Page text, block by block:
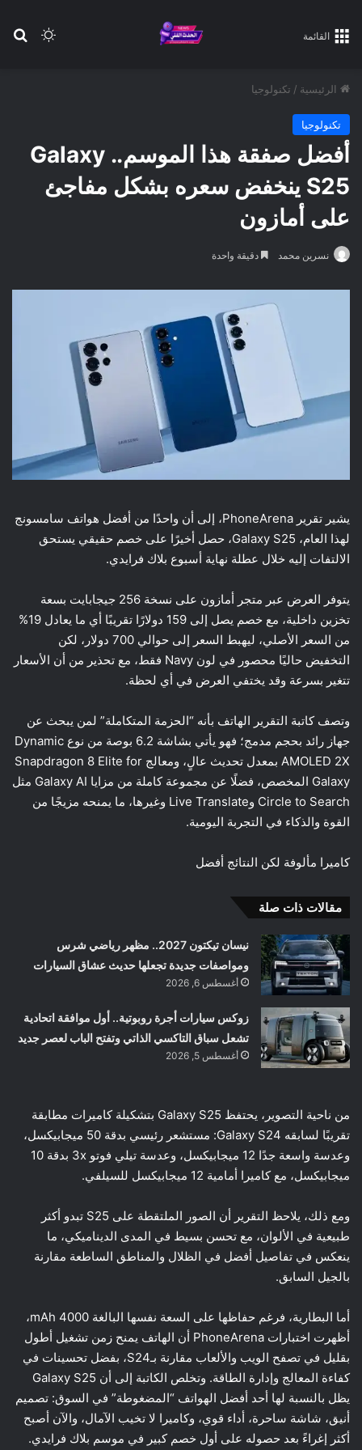
الوضع القائمة
الرئيسية / تكنولوجيا
تكنولوجيا
أفضل صفقة هذا الموسم.. Galaxy
S25 ينخفض سعره بشكل مفاجئ
على أمازون
نسرين محمد دقيقة واحدة
يشير تقرير PhoneArena، إلى أن واحدًا من أفضل هواتف سامسونج
لهذا العام، Galaxy S25، حصل أخيرًا على خصم حقيقي يستحق
الالتفات إليه خلال عطلة نهاية أسبوع بلاك فرايدي.
يتوفر العرض عبر متجر أمازون على نسخة 256 جيجابايت بسعة
تخزين داخلية، مع خصم يصل إلى 159 دولارًا تقريبًا أي ما يعادل 19%
من السعر الأصلي، ليهبط السعر إلى حوالي 700 دولار، لكن
التخفيض حاليًا محصور في لون Navy فقط، مع تحذير من أن الأسعار
تتغير بسرعة وقد يختفي العرض في أي لحظة.
وتصف كاتبة التقرير الهاتف بأنه “الحزمة المتكاملة” لمن يبحث عن
جهاز رائد بحجم مدمج؛ فهو يأتي بشاشة 6.2 بوصة من نوع Dynamic
AMOLED 2X بمعدل تحديث عالٍ، ومعالج Snapdragon 8 Elite for
Galaxy المخصص، فضلًا عن مجموعة كاملة من مزايا Galaxy AI مثل
Circle to Search وLive Translate وغيرها، ما يمنحه مزيجًا من
القوة والذكاء في التجربة اليومية.
كاميرا مألوفة لكن النتائج أفضل
مقالات ذات صلة
نيسان تيكتون 2027.. مظهر رياضي شرس
ومواصفات جديدة تجعلها حديث عشاق السيارات
أغسطس 6, 2026
زوكس سيارات أجرة روبوتية.. أول موافقة اتحادية
تشعل سباق التاكسي الذاتي وتفتح الباب لعصر جديد
أغسطس 5, 2026
من ناحية التصوير، يحتفظ Galaxy S25 بتشكيلة كاميرات مطابقة
تقريبًا لسابقه Galaxy S24: مستشعر رئيسي بدقة 50 ميجابيكسل،
وعدسة واسعة جدًا 12 ميجابيكسل، وعدسة تيلي فوتو 3x بدقة 10
ميجابيكسل، مع كاميرا أمامية 12 ميجابيكسل للسيلفي.
ومع ذلك، يلاحظ التقرير أن الصور الملتقطة على S25 تبدو أكثر
طبيعية في الألوان، مع تحسن بسيط في المدى الديناميكي، ما
ينعكس في تفاصيل أفضل في الظلال والمناطق الساطعة مقارنة
بالجيل السابق.
أما البطارية، فرغم حفاظها على السعة نفسها البالغة 4000 mAh،
أظهرت اختبارات PhoneArena أن الهاتف يمنح زمن تشغيل أطول
بقليل في تصفح الويب والألعاب مقارنة بـS24، بفضل تحسينات في
كفاءة المعالج وإدارة الطاقة. وتخلص الكاتبة إلى أن Galaxy S25
يظل بالنسبة لها أحد أفضل الهواتف “المضغوطة” في السوق: تصميم
أنيق، شاشة ساحرة، أداء قوي، وكاميرا لا تخيب الآمال، والآن أصبح
أكثر إغراءً بعد حصوله على أول خصم كبير في موسم بلاك فرايدي.